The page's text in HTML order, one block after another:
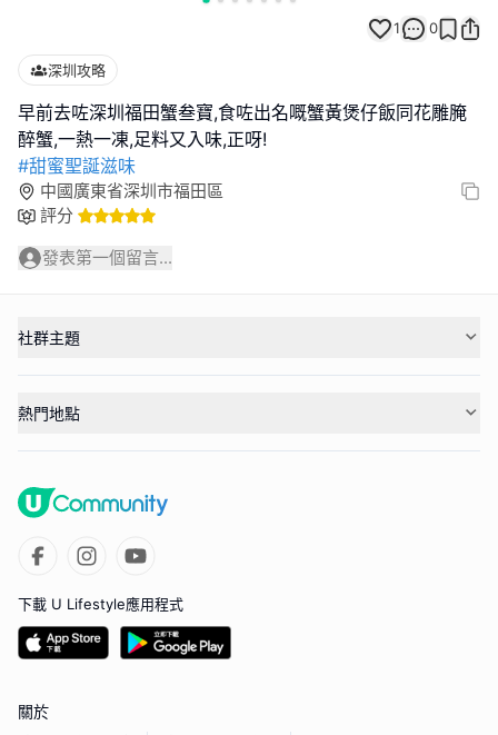
1 0
深圳攻略
早前去咗深圳福田蟹叁寶,食咗出名嘅蟹黃煲仔飯同花雕腌
#甜蜜聖誕滋味
中國廣東省深圳市福田區
評分
發表第一個留言...
社群主題
熱門地點
下載 U Lifestyle應用程式
關於